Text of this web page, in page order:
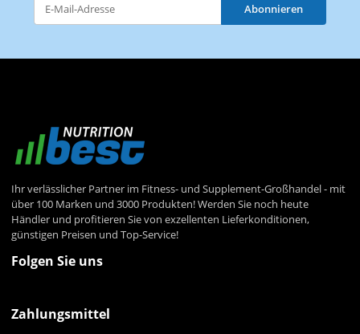
Abonnieren
Ihr verlässlicher Partner im Fitness- und Supplement-Großhandel - mit
über 100 Marken und 3000 Produkten! Werden Sie noch heute
Händler und profitieren Sie von exzellenten Lieferkonditionen,
günstigen Preisen und Top-Service!
Folgen Sie uns
Zahlungsmittel